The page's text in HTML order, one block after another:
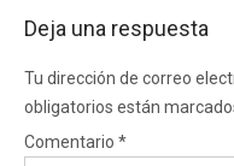
Deja una respuesta
Tu dirección de correo
obligatorios están
Comentario *